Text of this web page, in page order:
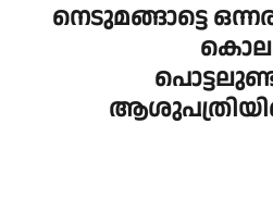
നെടുമങ്ങാട്ടെ